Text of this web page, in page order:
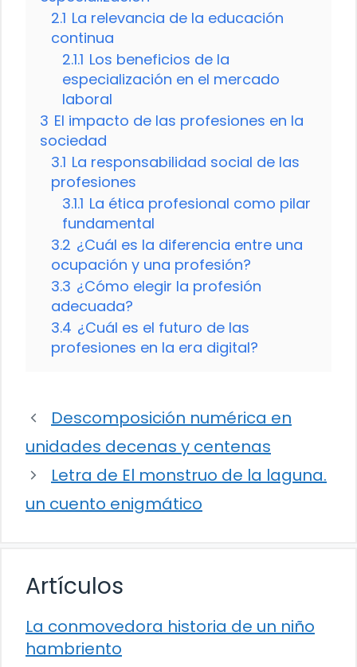
2.1 La relevancia de la educación
continua
2.1.1 Los beneficios de la
especialización en el mercado
laboral
3 El impacto de las profesiones en la
sociedad
3.1 La responsabilidad social de las
profesiones
3.1.1 La ética profesional como pilar
fundamental
3.2 ¿Cuál es la diferencia entre una
ocupación y una profesión?
3.3 ¿Cómo elegir la profesión
adecuada?
3.4 ¿Cuál es el futuro de las
profesiones en la era digital?
Descomposición numérica en
unidades decenas y centenas
Letra de El monstruo de la laguna.
un cuento enigmático
Artículos
La conmovedora historia de un niño
hambriento